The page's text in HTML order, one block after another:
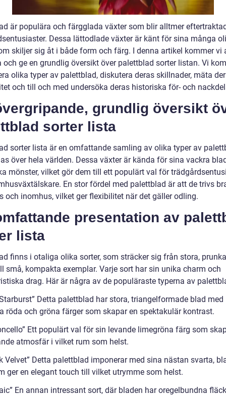
är populära och färgglada växter som blir alltmer
Dessa lättodlade växter är känt för sina många
skiljer sig åt i både form och färg. I denna artikel kommer vi
och ge en grundlig översikt över palettblad sorter listan. Vi
olika typer av palettblad, diskutera deras skillnader, mäta
och till och med undersöka deras historiska för- och
grundlig översikt
sorter lista
sorter lista är en omfattande samling av olika typer av
över hela världen. Dessa växter är kända för sina vackra
mönster, vilket gör dem till ett populärt val för
En stor fördel med palettblad är att de trivs
och inomhus, vilket ger flexibilitet när det gäller odling.
presentation av
lista
finns i otaliga olika sorter, som sträcker sig från stora,
små, kompakta exemplar. Varje sort har sin unika charm och
drag. Här är några av de populäraste typerna av
Detta palettblad har stora, triangelformade blad med
röda och gröna färger som skapar en spektakulär kontrast.
Ett populärt val för sin levande limegröna färg som
atmosfär i vilket rum som helst.
Velvet” Detta palettblad imponerar med sina nästan svarta,
ger en elegant touch till vilket utrymme som helst.
En annan intressant sort, där bladen har oregelbundna